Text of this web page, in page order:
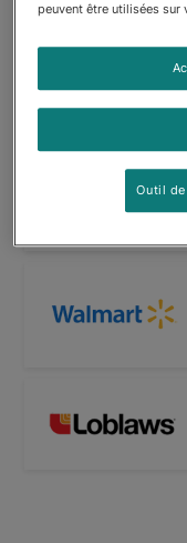
Par Purina ONEᴹᴰ
Purinaᴹᴰ ONEᴹᴰ
peuvent être utilisées sur
Outil